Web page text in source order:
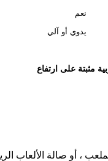
نعم
يدوي أو آلي
مثبتة على ارتفاع
، أو صالة الألعاب